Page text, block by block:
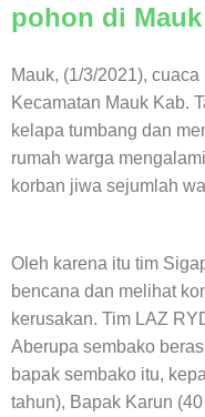
pohon di Mauk
Mauk, (1/3/2021),
Kecamatan Mauk Kab.
kelapa tumbang dan
rumah warga
korban jiwa sejumlah
Oleh karena itu tim
bencana dan melihat
kerusakan. Tim LAZ
Aberupa sembako
bapak sembako itu,
tahun), Bapak Karun